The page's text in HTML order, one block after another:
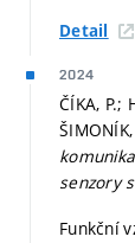
Detail
2024
ČÍKA, P.;
senzory
Funkční